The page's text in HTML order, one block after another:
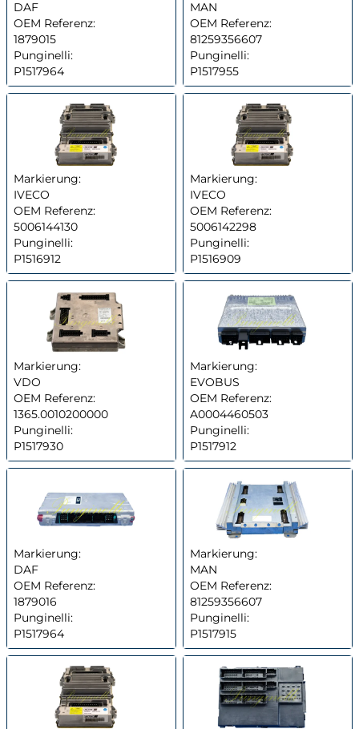
DAF
OEM Referenz:
1879015
Punginelli:
P1517964
MAN
OEM Referenz:
81259356607
Punginelli:
P1517955
Markierung:
IVECO
OEM Referenz:
5006144130
Punginelli:
P1516912
Markierung:
IVECO
OEM Referenz:
5006142298
Punginelli:
P1516909
Markierung:
VDO
OEM Referenz:
1365.0010200000
Punginelli:
P1517930
Markierung:
EVOBUS
OEM Referenz:
A0004460503
Punginelli:
P1517912
Markierung:
DAF
OEM Referenz:
1879016
Punginelli:
P1517964
Markierung:
MAN
OEM Referenz:
81259356607
Punginelli:
P1517915